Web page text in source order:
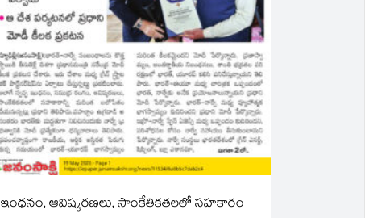
ఇంధనం, ఆవిష్కరణలు, సాంకేతికతలలో సహకారం